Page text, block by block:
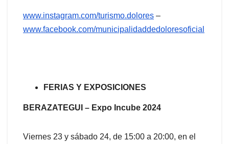
www.instagram.com/turismo.dolores –
www.facebook.com/municipalidaddedoloresoficial
FERIAS Y EXPOSICIONES
BERAZATEGUI – Expo Incube 2024
Viernes 23 y sábado 24, de 15:00 a 20:00, en el